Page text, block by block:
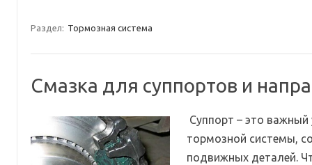
Раздел: Тормозная система
Смазка для суппортов и
Суппорт – это
тормозной системы,
подвижных деталей.